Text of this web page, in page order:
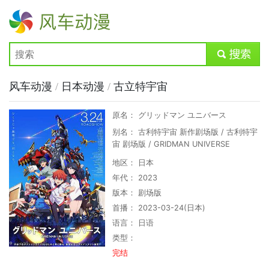
风车动漫
submit
风车动漫 / 日本动漫 / 古立特宇宙
原名： グリッドマン ユニバース
别名： 古利特宇宙 新作剧场版 / 古利特宇
宙 剧场版 / GRIDMAN UNIVERSE
地区： 日本
年代： 2023
版本： 剧场版
首播： 2023-03-24(日本)
语言： 日语
类型：
完结